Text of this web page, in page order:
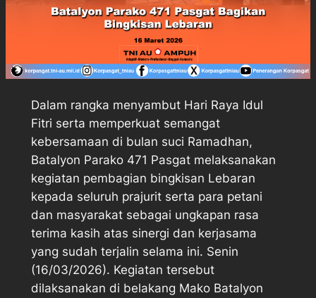
Dalam rangka menyambut Hari Raya Idul
Fitri serta memperkuat semangat
kebersamaan di bulan suci Ramadhan,
Batalyon Parako 471 Pasgat melaksanakan
kegiatan pembagian bingkisan Lebaran
kepada seluruh prajurit serta para petani
dan masyarakat sebagai ungkapan rasa
terima kasih atas sinergi dan kerjasama
yang sudah terjalin selama ini. Senin
(16/03/2026). Kegiatan tersebut
dilaksanakan di belakang Mako Batalyon